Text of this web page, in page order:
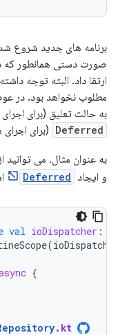
برنامه های جدید شروع
صورت دستی همانطور که
ارتقا داد. البته توجه
مطلوب نخواهد بود. در
به حالت تعلیق (برای
Deferred (برای
به عنوان مثال، می توانید از
و ایجاد Deferred
val ioDispatcher :
(
{
. kt